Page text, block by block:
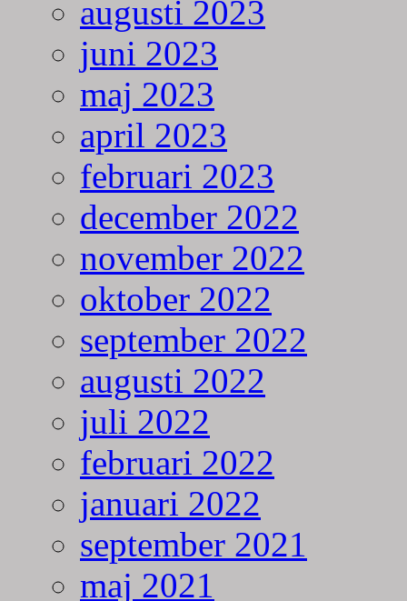
augusti 2023
juni 2023
maj 2023
april 2023
februari 2023
december 2022
november 2022
oktober 2022
september 2022
augusti 2022
juli 2022
februari 2022
januari 2022
september 2021
maj 2021